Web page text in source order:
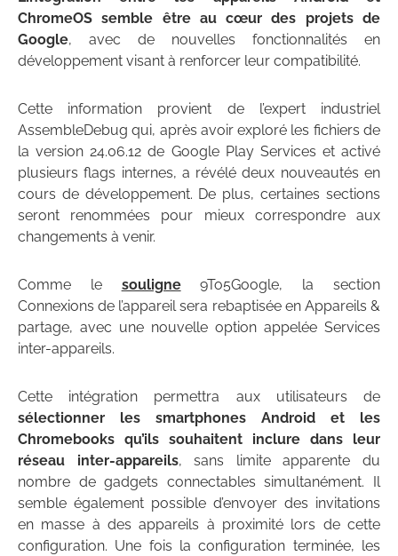
ChromeOS semble être au cœur des projets de
Google, avec de nouvelles fonctionnalités en
développement visant à renforcer leur compatibilité.
Cette information provient de l’expert industriel
AssembleDebug qui, après avoir exploré les fichiers de
la version 24.06.12 de Google Play Services et activé
plusieurs flags internes, a révélé deux nouveautés en
cours de développement. De plus, certaines sections
seront renommées pour mieux correspondre aux
changements à venir.
Comme le souligne9To5Google, la section
Connexions de l’appareil sera rebaptisée en Appareils &
partage, avec une nouvelle option appelée Services
inter-appareils.
Cette intégration permettra aux utilisateurs de
sélectionner les smartphones Android et les
Chromebooks qu’ils souhaitent inclure dans leur
réseau inter-appareils, sans limite apparente du
nombre de gadgets connectables simultanément. Il
semble également possible d’envoyer des invitations
en masse à des appareils à proximité lors de cette
configuration. Une fois la configuration terminée, les